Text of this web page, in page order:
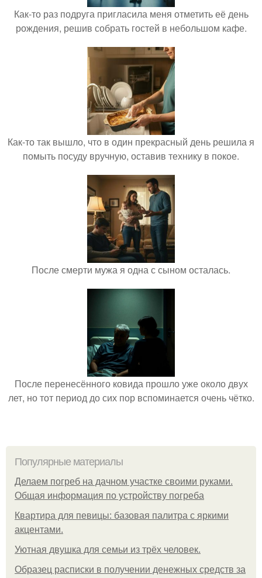
Как-то раз подруга пригласила меня отметить её день
рождения, решив собрать гостей в небольшом кафе.
Как-то так вышло, что в один прекрасный день решила я
помыть посуду вручную, оставив технику в покое.
После смерти мужа я одна с сыном осталась.
После перенесённого ковида прошло уже около двух
лет, но тот период до сих пор вспоминается очень чётко.
Популярные материалы
Делаем погреб на дачном участке своими руками.
Общая информация по устройству погреба
Квартира для певицы: базовая палитра с яркими
акцентами.
Уютная двушка для семьи из трёх человек.
Образец расписки в получении денежных средств за